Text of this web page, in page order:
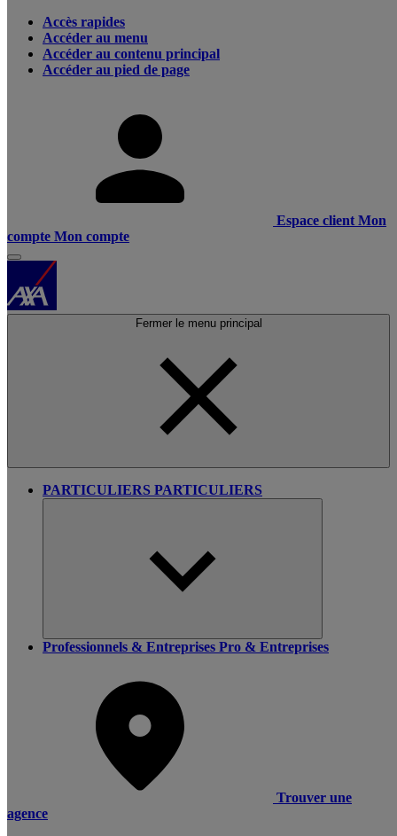
Accès rapides
Accéder au menu
Accéder au contenu principal
Accéder au pied de page
Espace client Mon
compte Mon compte
Fermer le menu principal
PARTICULIERS PARTICULIERS
Professionnels & Entreprises Pro & Entreprises
Trouver une
agence